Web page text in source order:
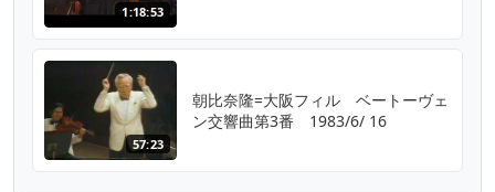
1:18:53
57:23
朝比奈隆=大阪フィル ベートーヴェ
ン交響曲第3番 1983/6/ 16